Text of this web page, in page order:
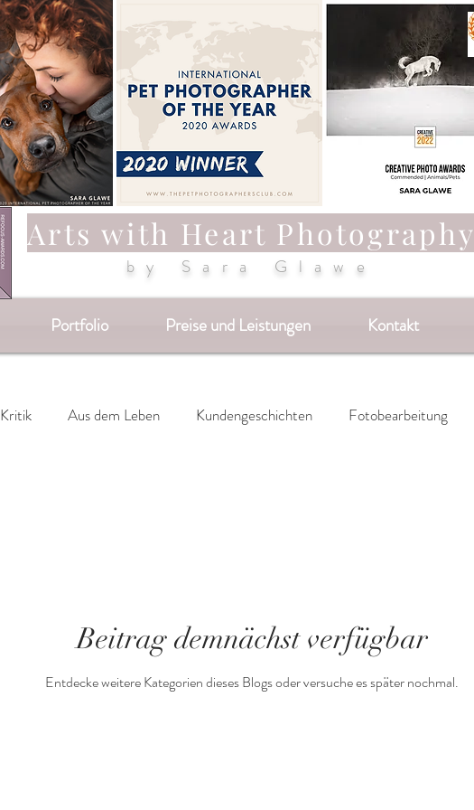
Arts with Heart Photography
by Sara Glawe
Portfolio Preise und Leistungen Kontakt
Kritik Aus dem Leben Kundengeschichten Fotobearbeitung
Beitrag demnächst verfügbar
Entdecke weitere Kategorien dieses Blogs oder versuche es später nochmal.